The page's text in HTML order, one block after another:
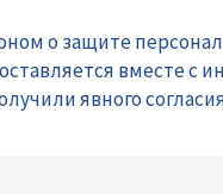
о защите
вместе с
явного